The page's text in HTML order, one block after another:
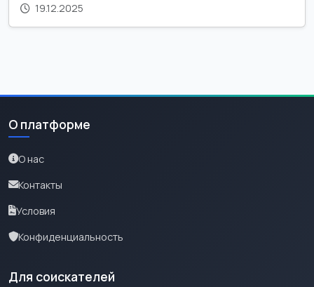
19.12.2025
О платформе
О нас
Контакты
Условия
Конфиденциальность
Для соискателей